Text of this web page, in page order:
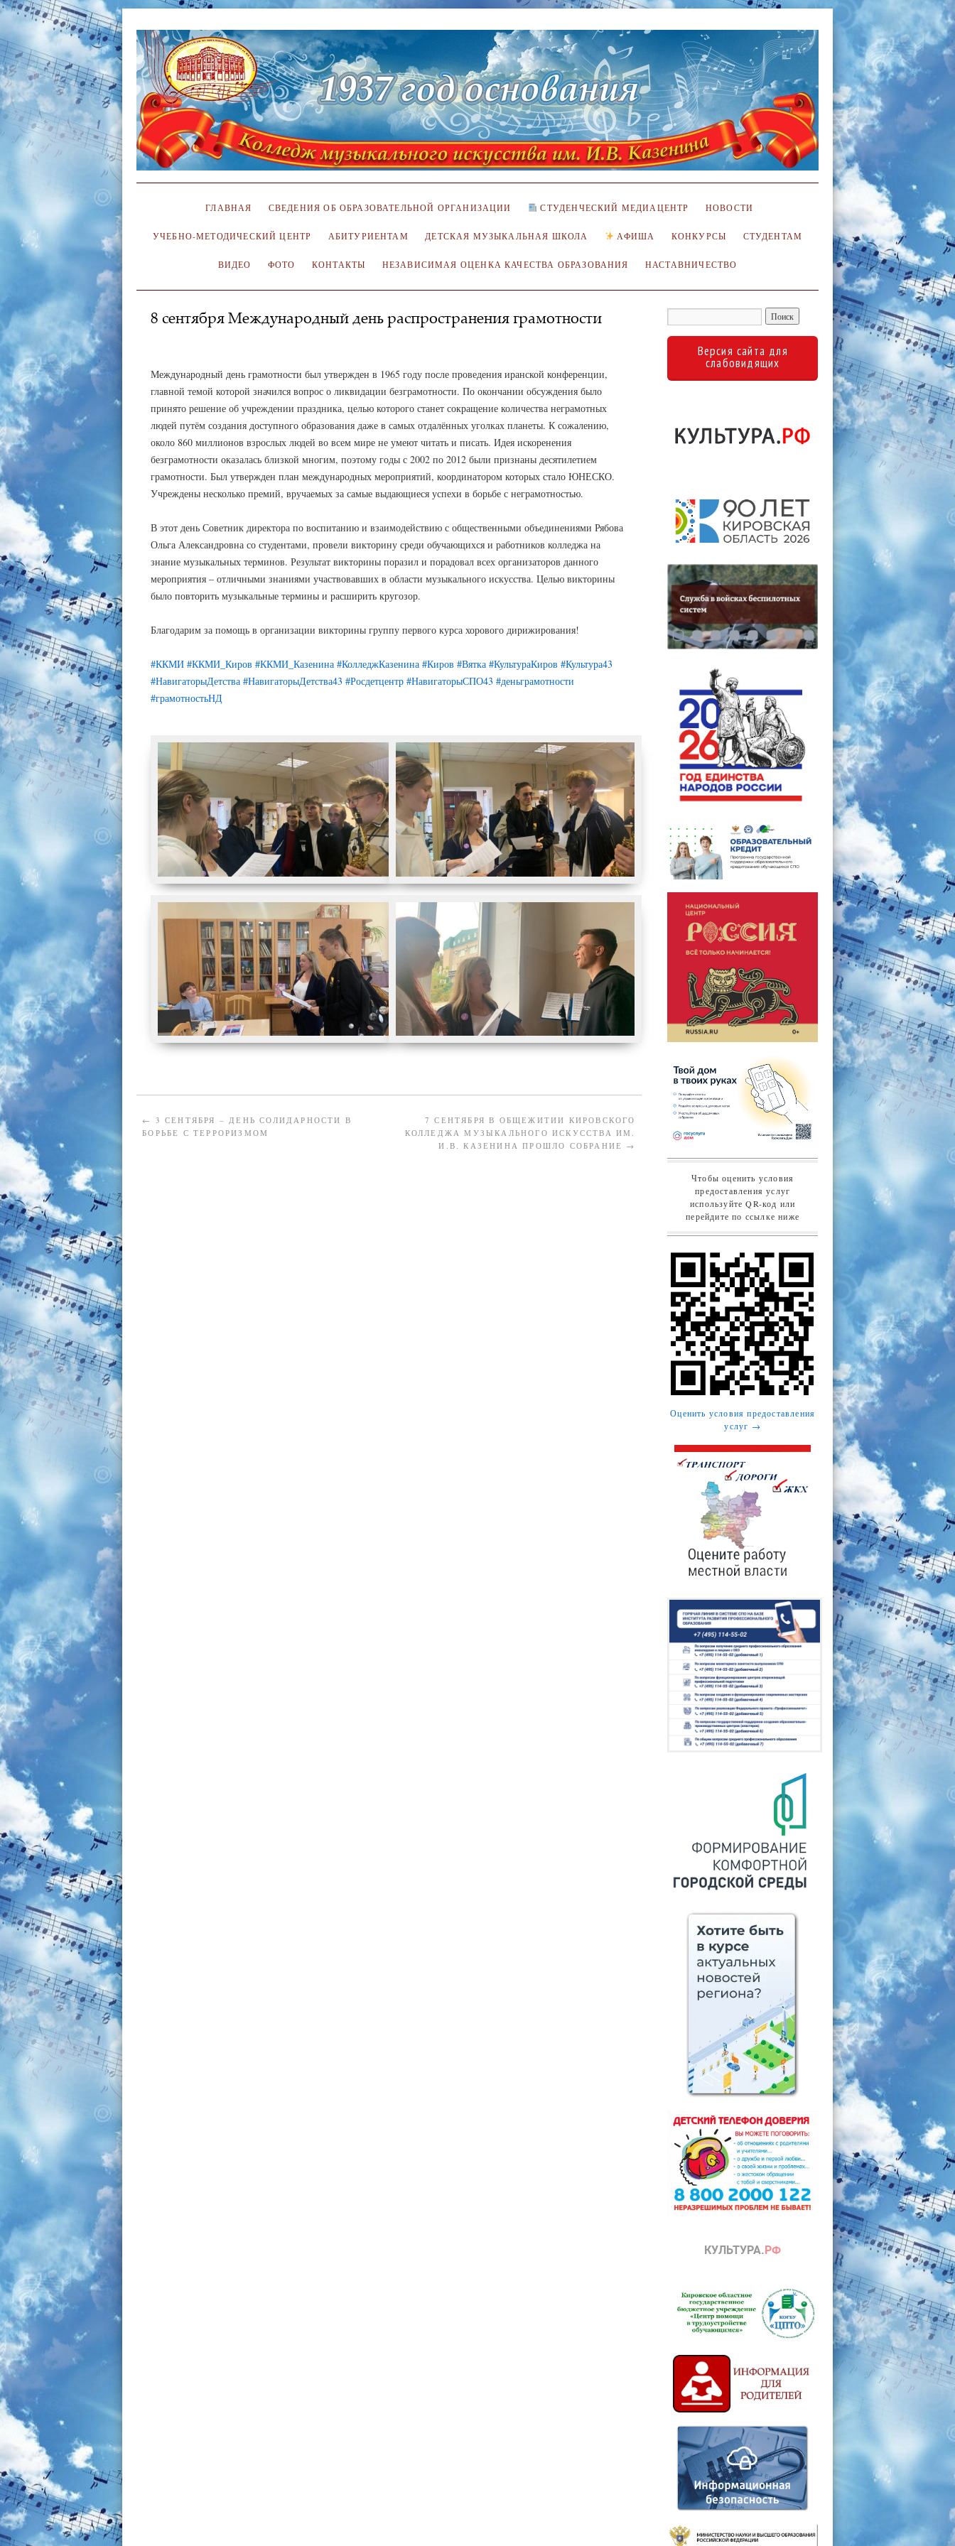
ГЛАВНАЯ СВЕДЕНИЯ ОБ ОБРАЗОВАТЕЛЬНОЙ ОРГАНИЗАЦИИ СТУДЕНЧЕСКИЙ МЕДИАЦЕНТР НОВОСТИ
УЧЕБНО-МЕТОДИЧЕСКИЙ ЦЕНТР АБИТУРИЕНТАМ ДЕТСКАЯ МУЗЫКАЛЬНАЯ ШКОЛА АФИША КОНКУРСЫ СТУДЕНТАМ
ВИДЕО ФОТО КОНТАКТЫ НЕЗАВИСИМАЯ ОЦЕНКА КАЧЕСТВА ОБРАЗОВАНИЯ НАСТАВНИЧЕСТВО
8 сентября Международный день распространения грамотности
Международный день грамотности был утвержден в 1965 году после проведения иранской конференции,
главной темой которой значился вопрос о ликвидации безграмотности. По окончании обсуждения было
принято решение об учреждении праздника, целью которого станет сокращение количества неграмотных
людей путём создания доступного образования даже в самых отдалённых уголках планеты. К сожалению,
около 860 миллионов взрослых людей во всем мире не умеют читать и писать. Идея искоренения
безграмотности оказалась близкой многим, поэтому годы с 2002 по 2012 были признаны десятилетием
грамотности. Был утвержден план международных мероприятий, координатором которых стало ЮНЕСКО.
Учреждены несколько премий, вручаемых за самые выдающиеся успехи в борьбе с неграмотностью.
В этот день Советник директора по воспитанию и взаимодействию с общественными объединениями Рябова
Ольга Александровна со студентами, провели викторину среди обучающихся и работников колледжа на
знание музыкальных терминов. Результат викторины поразил и порадовал всех организаторов данного
мероприятия – отличными знаниями участвовавших в области музыкального искусства. Целью викторины
было повторить музыкальные термины и расширить кругозор.
Благодарим за помощь в организации викторины группу первого курса хорового дирижирования!
#ККМИ #ККМИ_Киров #ККМИ_Казенина #КолледжКазенина #Киров #Вятка #КультураКиров #Культура43
#НавигаторыДетства #НавигаторыДетства43 #Росдетцентр #НавигаторыСПО43 #деньграмотности
#грамотностьНД
← 3 СЕНТЯБРЯ – ДЕНЬ СОЛИДАРНОСТИ В
БОРЬБЕ С ТЕРРОРИЗМОМ
7 СЕНТЯБРЯ В ОБЩЕЖИТИИ КИРОВСКОГО
КОЛЛЕДЖА МУЗЫКАЛЬНОГО ИСКУССТВА ИМ.
И.В. КАЗЕНИНА ПРОШЛО СОБРАНИЕ →
Версия сайта для
слабовидящих
Чтобы оценить условия
предоставления услуг
используйте QR-код или
перейдите по ссылке ниже
Оценить условия предоставления
услуг →